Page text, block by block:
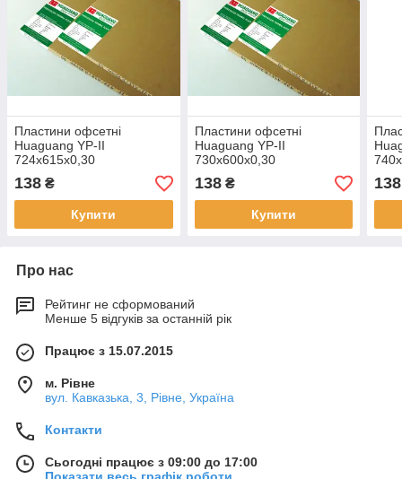
Пластини офсетні
Huaguang YP-II
724x615x0,30
138 ₴
Купити
Пластини офсетні
Huaguang YP-II
730x600x0,30
138₴
Купити
138
Про нас
Рейтинг не сформований
Менше 5 відгуків за останній рік
Працює з 15.07.2015
м. Рівне
вул. Кавказька, 3, Рівне, Україна
Контакти
Сьогодні працює з 09:00 до 17:00